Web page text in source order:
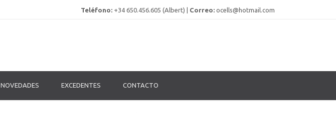
Teléfono: +34 650.456.605 (Albert) | Correo: ocells@hotmail.com
NOVEDADES EXCEDENTES CONTACTO